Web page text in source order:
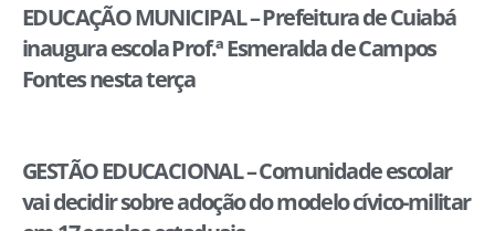
EDUCAÇÃO MUNICIPAL – Prefeitura de Cuiabá
inaugura escola Prof.ª Esmeralda de Campos
Fontes nesta terça
GESTÃO EDUCACIONAL – Comunidade escolar
vai decidir sobre adoção do modelo cívico-militar